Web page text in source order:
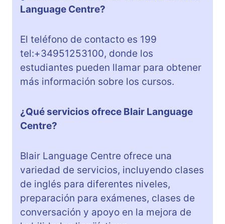
Language Centre?
El teléfono de contacto es 199
tel:+34951253100, donde los
estudiantes pueden llamar para obtener
más información sobre los cursos.
¿Qué servicios ofrece Blair Language
Centre?
Blair Language Centre ofrece una
variedad de servicios, incluyendo clases
de inglés para diferentes niveles,
preparación para exámenes, clases de
conversación y apoyo en la mejora de